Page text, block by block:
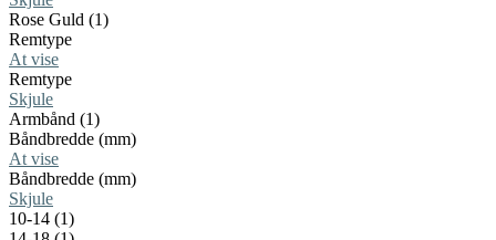
Rose Guld (1)
Remtype
At vise
Remtype
Skjule
Armbånd (1)
Båndbredde (mm)
At vise
Båndbredde (mm)
Skjule
10-14 (1)